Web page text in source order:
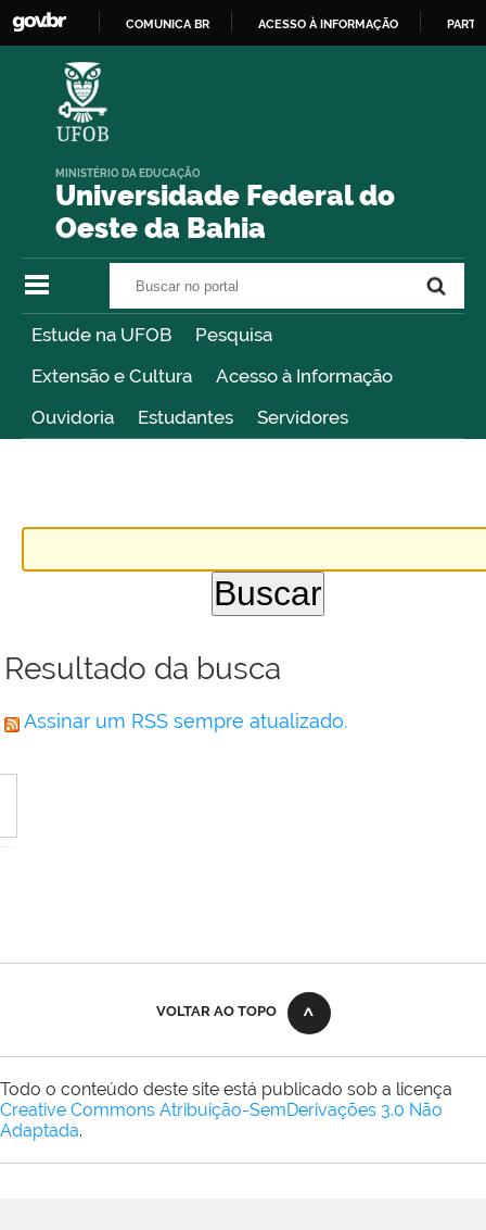
COMUNICA BR ACESSO À INFORMAÇÃO
Universidade Federal do
Oeste da Bahia
MINISTÉRIO DA EDUCAÇÃO
Estude na UFOB
Pesquisa
Extensão e Cultura
Acesso à Informação
Ouvidoria
Estudantes Servidores
Resultado da busca
Assinar um RSS sempre atualizado.
VOLTAR AO TOPO
Todo o conteúdo deste site está publicado sob a licença
Creative Commons Atribuição-SemDerivações 3.0 Não
Adaptada.